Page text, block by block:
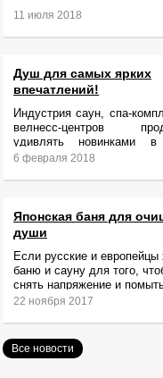
11 июля 2018
Душ для самых ярких
впечатлений!
Индустрия саун, спа-
велнесс-центров
удивлять новинками
релаксации и ухода за
6 февраля 2018
Японская баня для
души
Если русские и европейцы
баню и сауну для того,
снять напряжение и
жители Японии идут туда за
22 ноября 2017
Все новости